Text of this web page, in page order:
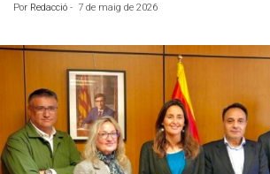
Por Redacció - 7 de maig de 2026